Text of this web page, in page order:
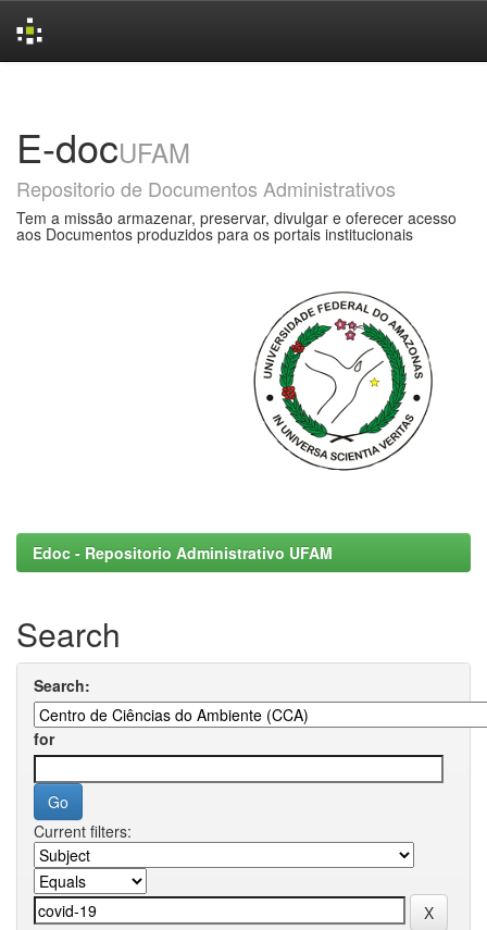
E-docUFAM
Repositorio de Documentos Administrativos
Tem a missão armazenar, preservar, divulgar e oferecer acesso
aos Documentos produzidos para os portais institucionais
Edoc - Repositorio Administrativo UFAM
Search
Search:
for
Current filters: